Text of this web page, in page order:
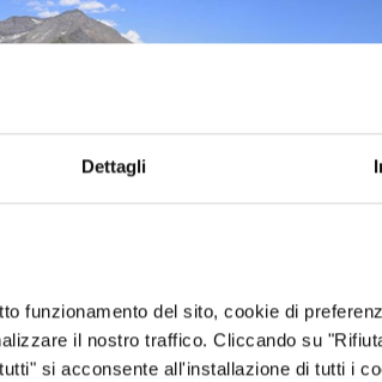
Dettagli
funzionamento del sito, cookie di
il nostro traffico. Cliccando su
si acconsente all'installazione di tutti i